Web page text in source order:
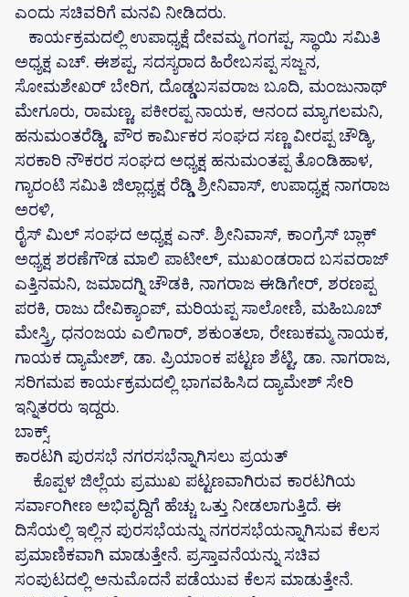
ಎಂದು ಸಚಿವರಿಗೆ ಮನವಿ ನೀಡಿದರು.
ಕಾರ್ಯಕ್ರಮದಲ್ಲಿ ಉಪಾಧ್ಯಕ್ಷೆ ದೇವಮ್ಮ ಗಂಗಪ್ಪ, ಸ್ಥಾಯಿ ಸಮಿತಿ
ಅಧ್ಯಕ್ಷ ಎಚ್. ಈಶಪ್ಪ, ಸದಸ್ಯರಾದ ಹಿರೇಬಸಪ್ಪ ಸಜ್ಜನ,
ಸೋಮಶೇಖರ್ ಬೇರಿಗ, ದೊಡ್ಡಬಸವರಾಜ ಬೂದಿ, ಮಂಜುನಾಥ್
ಮೇಗೂರು, ರಾಮಣ್ಣ, ಪಕೀರಪ್ಪ ನಾಯಕ, ಆನಂದ ಮ್ಯಾಗಲಮನಿ,
ಹನುಮಂತರೆಡ್ಡಿ, ಪೌರ ಕಾರ್ಮಿಕರ ಸಂಘದ ಸಣ್ಣ ವೀರಪ್ಪ ಚೌಡ್ಕಿ,
ಸರಕಾರಿ ನೌಕರರ ಸಂಘದ ಅಧ್ಯಕ್ಷ ಹನುಮಂತಪ್ಪ ತೊಂಡಿಹಾಳ,
ಗ್ಯಾರಂಟಿ ಸಮಿತಿ ಜಿಲ್ಲಾಧ್ಯಕ್ಷ ರೆಡ್ಡಿ ಶ್ರೀನಿವಾಸ್, ಉಪಾಧ್ಯಕ್ಷ ನಾಗರಾಜ
ಅರಳಿ,
ರೈಸ್ ಮಿಲ್ ಸಂಘದ ಅಧ್ಯಕ್ಷ ಎನ್. ಶ್ರೀನಿವಾಸ್, ಕಾಂಗ್ರೆಸ್ ಬ್ಲಾಕ್
ಅಧ್ಯಕ್ಷ ಶರಣೆಗೌಡ ಮಾಲಿ ಪಾಟೀಲ್, ಮುಖಂಡರಾದ ಬಸವರಾಜ್
ಎತ್ತಿನಮನಿ, ಜಮಾದಗ್ನಿ ಚೌಡಕಿ, ನಾಗರಾಜ ಈಡಿಗೇರ್, ಶರಣಪ್ಪ
ಪರಕಿ, ರಾಜು ದೇವಿಕ್ಯಾಂಪ್, ಮರಿಯಪ್ಪ ಸಾಲೋಣಿ, ಮಹಿಬೂಬ್
ಮೇಸ್ತ್ರಿ, ಧನಂಜಯ ಎಲಿಗಾರ್, ಶಕುಂತಲಾ, ರೇಣುಕಮ್ಮ ನಾಯಕ,
ಗಾಯಕ ದ್ಯಾಮೇಶ್, ಡಾ. ಪ್ರಿಯಾಂಕ ಪಟ್ಟಣ ಶೆಟ್ಟಿ, ಡಾ. ನಾಗರಾಜ,
ಸರಿಗಮಪ ಕಾರ್ಯಕ್ರಮದಲ್ಲಿ ಭಾಗವಹಿಸಿದ ದ್ಯಾಮೇಶ್ ಸೇರಿ
ಇನ್ನಿತರರು ಇದ್ದರು.
ಬಾಕ್ಸ್.
ಕಾರಟಗಿ ಪುರಸಭೆ ನಗರಸಭೆನ್ನಾಗಿಸಲು ಪ್ರಯತ್
ಕೊಪ್ಪಳ ಜಿಲ್ಲೆಯ ಪ್ರಮುಖ ಪಟ್ಟಣವಾಗಿರುವ ಕಾರಟಗಿಯ
ಸರ್ವಾಂಗೀಣ ಅಭಿವೃದ್ದಿಗೆ ಹೆಚ್ಚು ಒತ್ತು ನೀಡಲಾಗುತ್ತಿದೆ. ಈ
ದಿಸೆಯಲ್ಲಿ ಇಲ್ಲಿನ ಪುರಸಭೆಯನ್ನು ನಗರಸಭೆಯನ್ನಾಗಿಸುವ ಕೆಲಸ
ಪ್ರಮಾಣಿಕವಾಗಿ ಮಾಡುತ್ತೇನೆ. ಪ್ರಸ್ತಾವನೆಯನ್ನು ಸಚಿವ
ಸಂಪುಟದಲ್ಲಿ ಅನುಮೊದನೆ ಪಡೆಯುವ ಕೆಲಸ ಮಾಡುತ್ತೇನೆ.